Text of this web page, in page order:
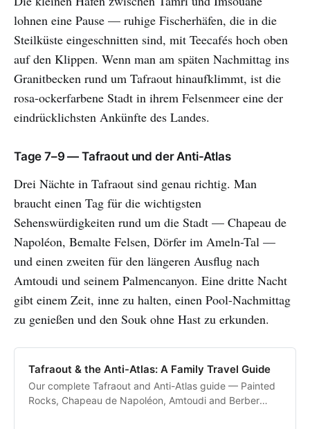
lohnen eine Pause — ruhige Fischerhäfen, die in die
Steilküste eingeschnitten sind, mit Teecafés hoch oben
auf den Klippen. Wenn man am späten Nachmittag ins
Granitbecken rund um Tafraout hinaufklimmt, ist die
rosa-ockerfarbene Stadt in ihrem Felsenmeer eine der
eindrücklichsten Ankünfte des Landes.
Tage 7–9 — Tafraout und der Anti-Atlas
Drei Nächte in Tafraout sind genau richtig. Man
braucht einen Tag für die wichtigsten
Sehenswürdigkeiten rund um die Stadt — Chapeau de
Napoléon, Bemalte Felsen, Dörfer im Ameln-Tal —
und einen zweiten für den längeren Ausflug nach
Amtoudi und seinem Palmencanyon. Eine dritte Nacht
gibt einem Zeit, inne zu halten, einen Pool-Nachmittag
zu genießen und den Souk ohne Hast zu erkunden.
Tafraout & the Anti-Atlas: A Family Travel Guide
Our complete Tafraout and Anti-Atlas guide — Painted
Rocks, Chapeau de Napoléon, Amtoudi and Berber